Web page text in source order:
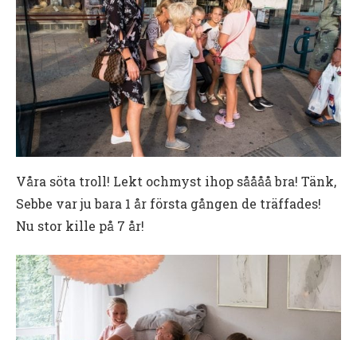
Våra söta troll! Lekt ochmyst ihop såååå bra! Tänk,
Sebbe var ju bara 1 år första gången de träffades!
Nu stor kille på 7 år!